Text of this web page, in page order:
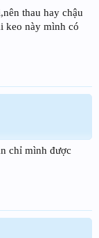
thau hay chậu
keo này mình có
chỉ mình được